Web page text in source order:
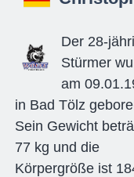
Der 28-
Stürmer
am
in Bad Tölz
Sein Gewicht
77 kg und die
Körpergröße ist